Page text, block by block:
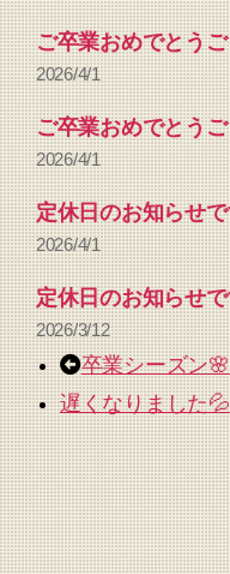
ご卒業おめでとう
2026/4/1
ご卒業おめでとう
2026/4/1
定休日のお知らせ
2026/4/1
定休日のお知らせ
2026/3/12
卒業シーズン🌸
遅くなりました💦